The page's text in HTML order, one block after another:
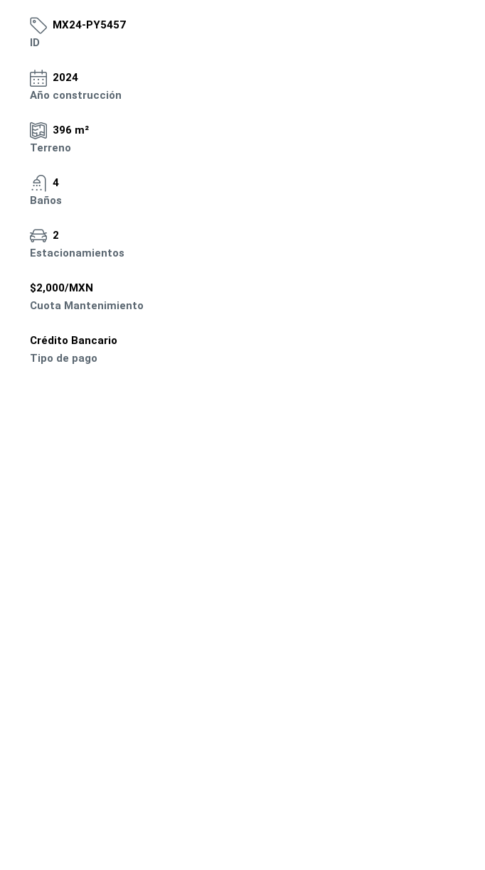
MX24-PY5457
ID
2024
Año construcción
396 m²
Terreno
4
Baños
2
Estacionamientos
$2,000/MXN
Cuota Mantenimiento
Crédito Bancario
Tipo de pago